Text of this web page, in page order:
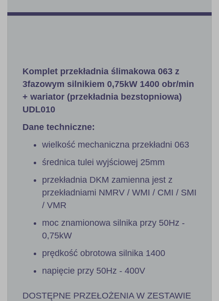
Komplet przekładnia ślimakowa 063 z
3fazowym silnikiem 0,75kW 1400 obr/min
+ wariator (przekładnia bezstopniowa)
UDL010
Dane techniczne:
wielkość mechaniczna przekładni 063
średnica tulei wyjściowej 25mm
przekładnia DKM zamienna jest z
przekładniami NMRV / WMI / CMI / SMI
/ VMR
moc znamionowa silnika przy 50Hz -
0,75kW
prędkość obrotowa silnika 1400
napięcie przy 50Hz - 400V
DOSTĘPNE PRZEŁOŻENIA W ZESTAWIE